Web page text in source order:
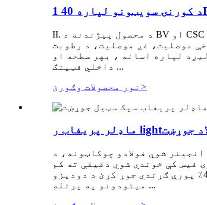
II. د محصول پیژندنه د BV او CSC تصدیق سره د نوي برانډ 1X 40ft HC ISO معیاري بار وړلو کانټینر څخه بدله شوې. کانټینر کور کولی شي د زلزلې سره
موصلیت، غږ موصلیت، د رطوبت
لپاره اسانه ، بهر سطحه او
داخلي فټینګ ...
نور محصولات وګورئ >
شوي فولادو چوکاټونه، د
ترڅو د لرګیو په پرتله 30٪ سپک جوړ کړي تر 80٪ پورې د انجینرۍ فیس کې خوندي شوي دقیقې ته کم
کړي مشخصات، د ډیر دقیق ساختمان لپاره مستقیم او اسانه راټولول پیاوړي او ډیر دوامدار د استوګنې کورونه تر 40٪ پورې ګړندي جوړ کړئ د دودیزو
میتودونو په پرتله ...